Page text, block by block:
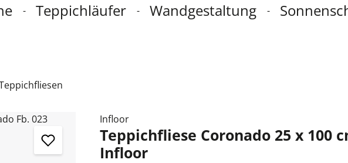
Teppichläufer Wandgestaltung
Infloor
Teppichfliese Coronado 25 x 100
Infloor